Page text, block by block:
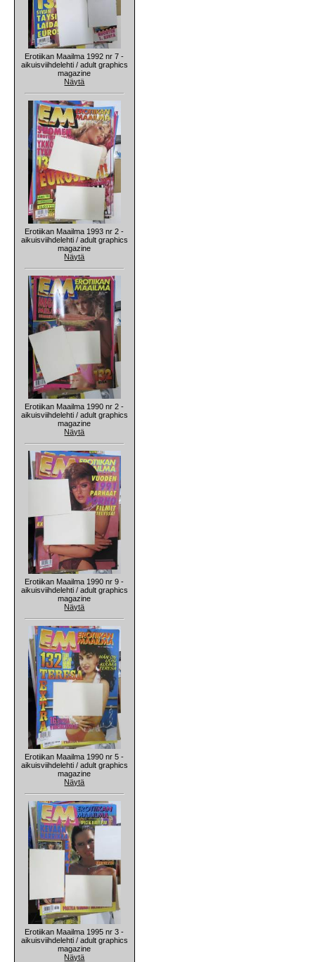
Erotiikan Maailma 1992 nr 7 -
aikuisviihdelehti / adult graphics
magazine
Näytä
Erotiikan Maailma 1993 nr 2 -
aikuisviihdelehti / adult graphics
magazine
Näytä
Erotiikan Maailma 1990 nr 2 -
aikuisviihdelehti / adult graphics
magazine
Näytä
Erotiikan Maailma 1990 nr 9 -
aikuisviihdelehti / adult graphics
magazine
Näytä
Erotiikan Maailma 1990 nr 5 -
aikuisviihdelehti / adult graphics
magazine
Näytä
Erotiikan Maailma 1995 nr 3 -
aikuisviihdelehti / adult graphics
magazine
Näytä